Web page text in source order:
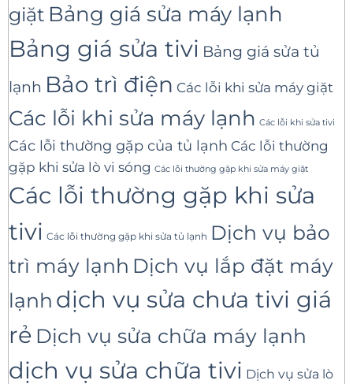
giặt Bảng giá sửa máy lạnh
Bảng giá sửa tivi Bảng giá sửa tủ
lạnh Bảo trì điện Các lỗi khi sửa máy giặt
Các lỗi khi sửa máy lạnh Các lỗi khi sửa tivi
Các lỗi thường gặp của tủ lạnh Các lỗi thường
gặp khi sửa lò vi sóng Các lỗi thường gặp khi sửa máy giặt
Các lỗi thường gặp khi sửa
tivi Các lỗi thường gặp khi sửa tủ lạnh Dịch vụ bảo
trì máy lạnh Dịch vụ lắp đặt máy
lạnh dịch vụ sửa chưa tivi giá
rẻ Dịch vụ sửa chữa máy lạnh
dịch vụ sửa chữa tivi Dịch vụ sửa lò